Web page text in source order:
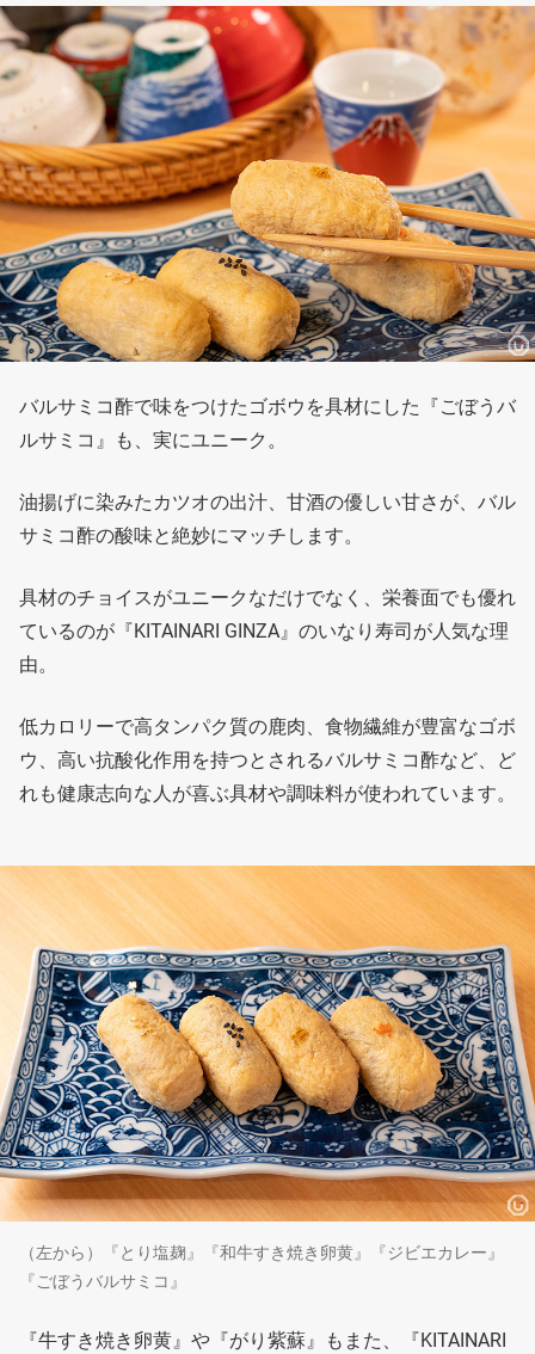
バルサミコ酢で味をつけたゴボウを具材にした『ごぼうバ
ルサミコ』も、実にユニーク。
油揚げに染みたカツオの出汁、甘酒の優しい甘さが、バル
サミコ酢の酸味と絶妙にマッチします。
具材のチョイスがユニークなだけでなく、栄養面でも優れ
ているのが『KITAINARI GINZA』のいなり寿司が人気な理
由。
低カロリーで高タンパク質の鹿肉、食物繊維が豊富なゴボ
ウ、高い抗酸化作用を持つとされるバルサミコ酢など、ど
れも健康志向な人が喜ぶ具材や調味料が使われています。
（左から）『とり塩麹』『和牛すき焼き卵黄』『ジビエカレー』
『ごぼうバルサミコ』
『牛すき焼き卵黄』や『がり紫蘇』もまた、『KITAINARI